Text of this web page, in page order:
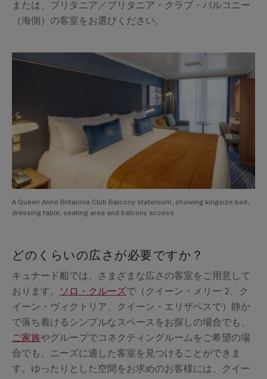
または、ブリタニア／ブリタニア・クラブ・バルコニー
（海側）の客室をお選びください。
A Queen Anne Britannia Club Balcony stateroom, showing kingsize bed,
dressing table, seating area and balcony access
どのくらいの広さが必要ですか？
キュナード船では、さまざまな広さの客室をご用意して
おります。
ソロ・クルーズで（クイーン・メリー 2、ク
イーン・ヴィクトリア、クイーン・エリザベスで）静か
で落ち着けるシンプルなスペースをお探しの場合でも、
ご家族やグループでコネクティングルームをご希望の場
合でも、ニーズに適した客室を見つけることができま
す。ゆったりとした空間をお求めのお客様には、クイー